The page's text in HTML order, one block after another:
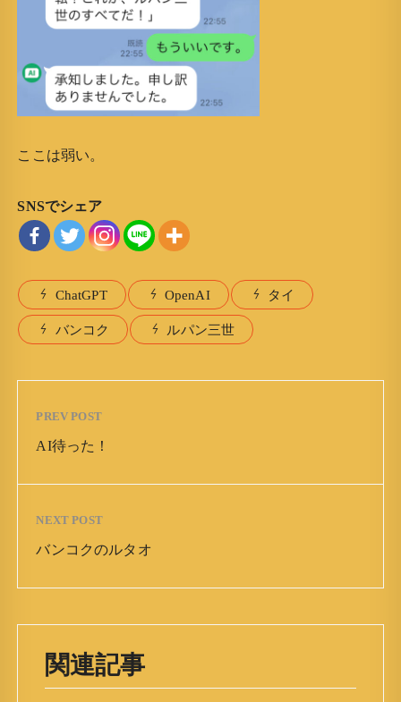
ここは弱い。
SNSでシェア
ChatGPT OpenAI タイ
バンコク ルパン三世
PREV POST
AI待った！
NEXT POST
バンコクのルタオ
関連記事